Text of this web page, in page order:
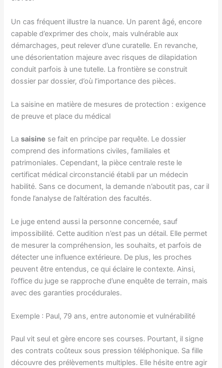
Un cas fréquent illustre la nuance. Un parent âgé, encore
capable d’exprimer des choix, mais vulnérable aux
démarchages, peut relever d’une curatelle. En revanche,
une désorientation majeure avec risques de dilapidation
conduit parfois à une tutelle. La frontière se construit
dossier par dossier, d’où l’importance des pièces.
La saisine en matière de mesures de protection : exigence
de preuve et place du médical
Lasaisine se fait en principe par requête. Le dossier
comprend des informations civiles, familiales et
patrimoniales. Cependant, la pièce centrale reste le
certificat médical circonstancié établi par un médecin
habilité. Sans ce document, la demande n’aboutit pas, car il
fonde l’analyse de l’altération des facultés.
Le juge entend aussi la personne concernée, sauf
impossibilité. Cette audition n’est pas un détail. Elle permet
de mesurer la compréhension, les souhaits, et parfois de
détecter une influence extérieure. De plus, les proches
peuvent être entendus, ce qui éclaire le contexte. Ainsi,
l’office du juge se rapproche d’une enquête de terrain, mais
avec des garanties procédurales.
Exemple : Paul, 79 ans, entre autonomie et vulnérabilité
Paul vit seul et gère encore ses courses. Pourtant, il signe
des contrats coûteux sous pression téléphonique. Sa fille
découvre des prélèvements multiples. Elle hésite entre agir